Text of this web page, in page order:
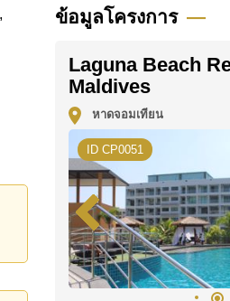
ข้อมูลโครงการ
Laguna Beach
Maldives
หาดจอมเทียน
ID CP0051